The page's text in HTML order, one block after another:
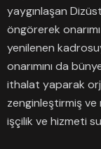
yaygınlaşan
öngörerek
yenilenen
onarımını da
ithalat yaparak
zenginleştirmiş
işçilik ve hizmeti